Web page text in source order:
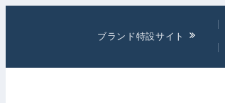
ブランド特設サイト